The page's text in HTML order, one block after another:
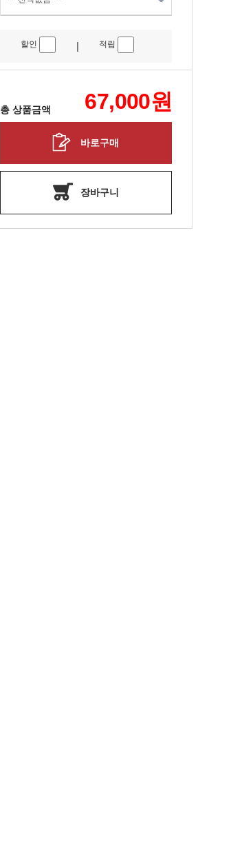
할인 | 적립
총 상품금액 67,000원
바로구매
장바구니